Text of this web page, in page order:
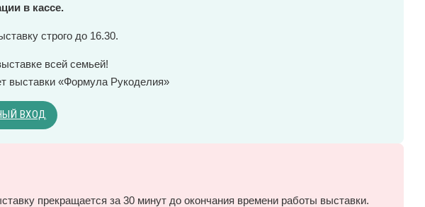
в кассе.
строго до 16.30.
всей семьей!
выставки «Формула Рукоделия»
ВХОД
прекращается за 30 минут до окончания времени работы выставки.